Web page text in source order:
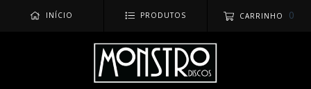
INÍCIO PRODUTOS CARRINHO 0